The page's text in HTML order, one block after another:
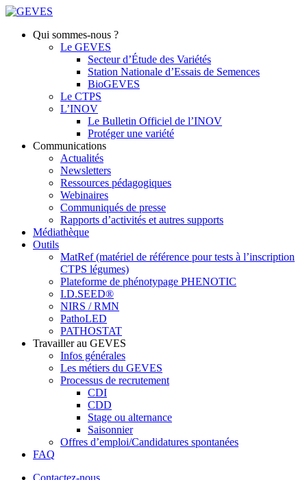
Qui sommes-nous ?
Le GEVES
Secteur d’Étude des Variétés
Station Nationale d’Essais de Semences
BioGEVES
Le CTPS
L’INOV
Le Bulletin Officiel de l’INOV
Protéger une variété
Communications
Actualités
Newsletters
Ressources pédagogiques
Webinaires
Communiqués de presse
Rapports d’activités et autres supports
Médiathèque
Outils
MatRef (matériel de référence pour tests à l’inscription
CTPS légumes)
Plateforme de phénotypage PHENOTIC
I.D.SEED®
NIRS / RMN
PathoLED
PATHOSTAT
Travailler au GEVES
Infos générales
Les métiers du GEVES
Processus de recrutement
CDI
CDD
Stage ou alternance
Saisonnier
Offres d’emploi/Candidatures spontanées
FAQ
Contactez-nous